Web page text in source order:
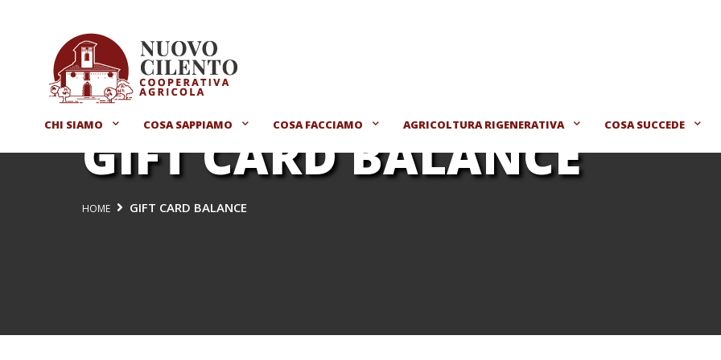
CHI SIAMO COSA SAPPIAMO COSA FACCIAMO AGRICOLTURA RIGENERATIVA COSA SUCCEDE
GIFT CARD BALANCE
HOME GIFT CARD BALANCE